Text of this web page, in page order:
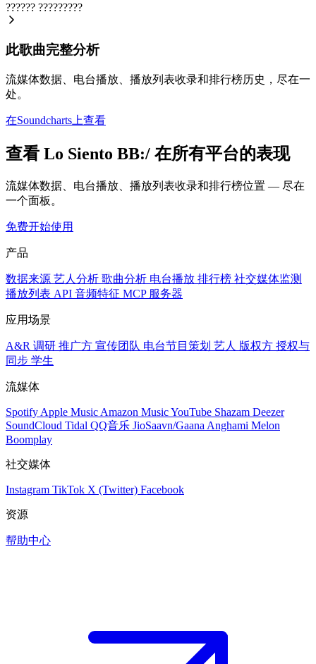
?????? ?????????
此歌曲完整分析
流媒体数据、电台播放、播放列表收录和排行榜历史，尽在一
处。
在Soundcharts上查看
查看 Lo Siento BB:/ 在所有平台的表现
流媒体数据、电台播放、播放列表收录和排行榜位置 — 尽在
一个面板。
免费开始使用
产品
数据来源 艺人分析 歌曲分析 电台播放 排行榜 社交媒体监测
播放列表 API 音频特征 MCP 服务器
应用场景
A&R 调研 推广方 宣传团队 电台节目策划 艺人 版权方 授权与
同步 学生
流媒体
Spotify Apple Music Amazon MusicYouTube Shazam Deezer
SoundCloud Tidal QQ音乐 JioSaavn/Gaana Anghami Melon
Boomplay
社交媒体
Instagram TikTok X (Twitter) Facebook
资源
帮助中心